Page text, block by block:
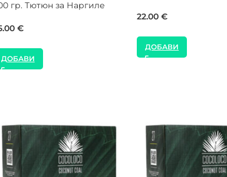
ДОБАВИ
48.50€
ДОБАВИ